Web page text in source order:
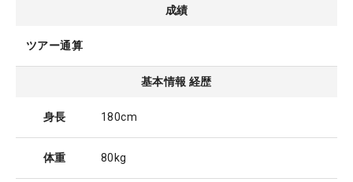
成績
ツアー通算
基本情報 経歴
身長 180cm
体重 80kg